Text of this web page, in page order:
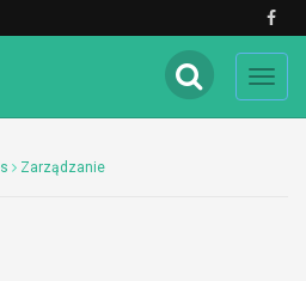
Zarządzanie